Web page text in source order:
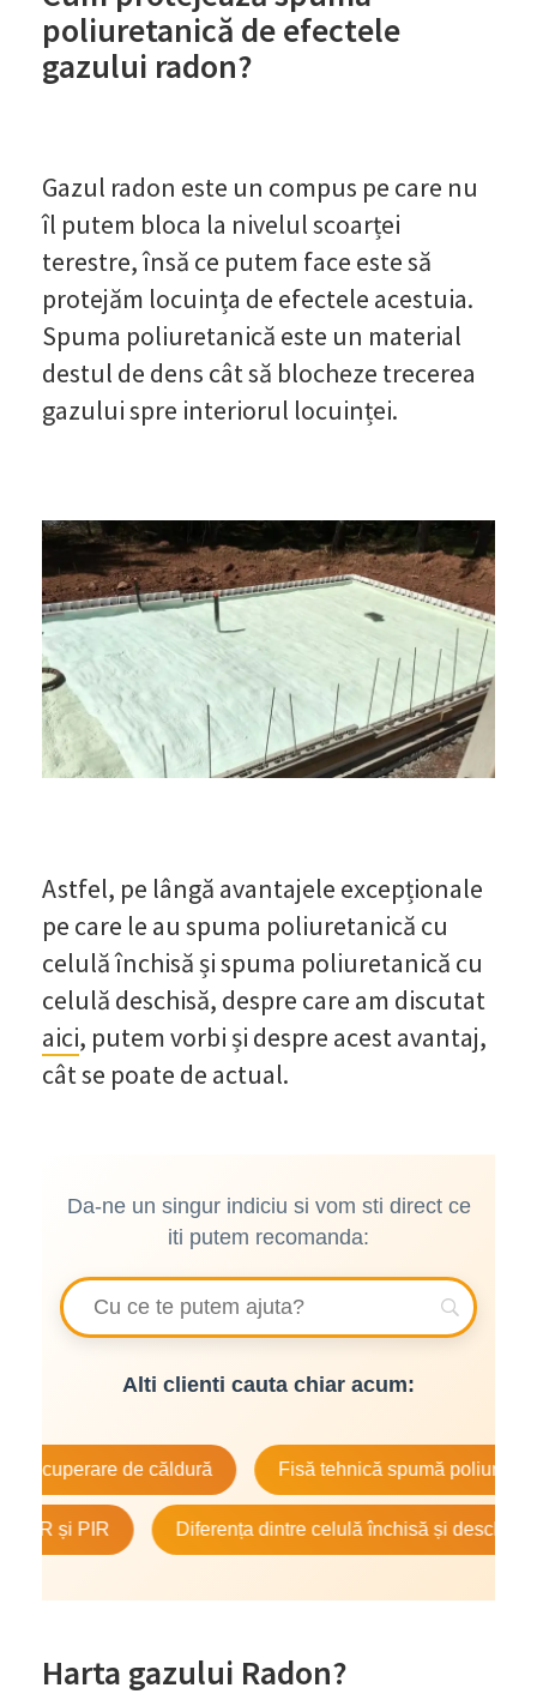
poliuretanică de efectele
gazului radon?
Gazul radon este un compus pe care nu
îl putem bloca la nivelul scoarței
terestre, însă ce putem face este să
protejăm locuința de efectele acestuia.
Spuma poliuretanică este un material
destul de dens cât să blocheze trecerea
gazului spre interiorul locuinței.
Astfel, pe lângă avantajele excepționale
pe care le au spuma poliuretanică cu
celulă închisă și spuma poliuretanică cu
celulă deschisă, despre care am discutat
aici, putem vorbi și despre acest avantaj,
cât se poate de actual.
Da-ne un singur indiciu si vom sti direct ce
iti putem recomanda:
Alti clienti cauta chiar acum:
de căldură Fisă tehnică spumă poliuretanică
PIR Diferența dintre celulă închisă și deschisă
Harta gazului Radon?